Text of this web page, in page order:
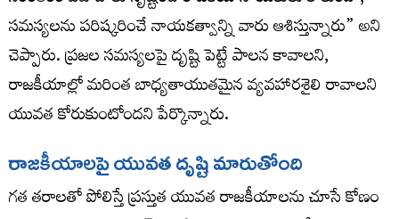
సమస్యలను పరిష్కరించే నాయకత్వాన్ని వారు ఆశిస్తున్నారు” అని
చెప్పారు. ప్రజల సమస్యలపై దృష్టి పెట్టే పాలన కావాలని,
రాజకీయాల్లో మరింత బాధ్యతాయుతమైన వ్యవహారశైలి రావాలని
యువత కోరుకుంటోందని పేర్కొన్నారు.
రాజకీయాలపై యువత దృష్టి మారుతోంది
గత తరాలతో పోలిస్తే ప్రస్తుత యువత రాజకీయాలను చూసే కోణం